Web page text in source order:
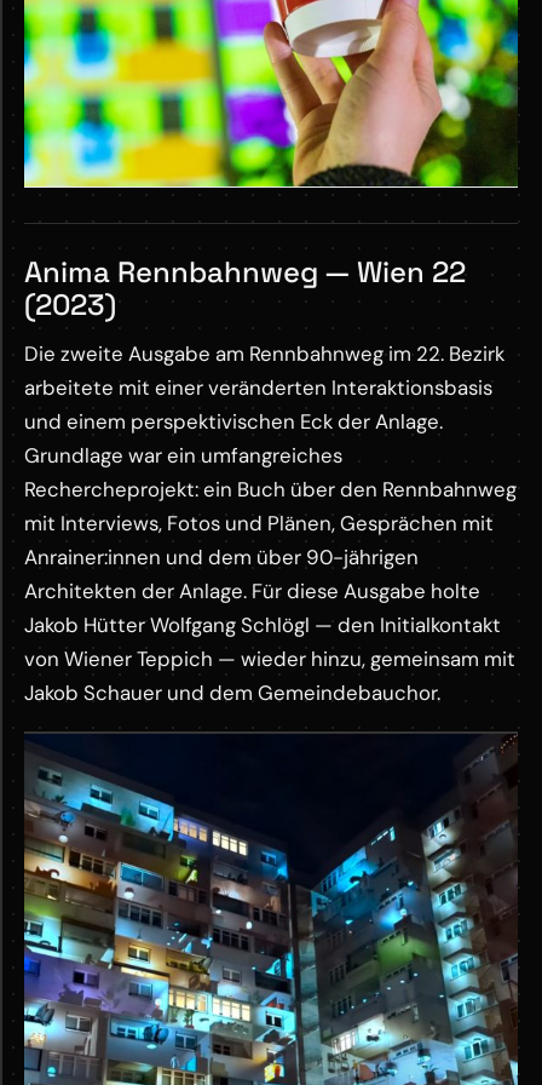
Anima Rennbahnweg — Wien 22
(2023)
Die zweite Ausgabe am Rennbahnweg im 22. Bezirk
arbeitete mit einer veränderten Interaktionsbasis
und einem perspektivischen Eck der Anlage.
Grundlage war ein umfangreiches
Rechercheprojekt: ein Buch über den Rennbahnweg
mit Interviews, Fotos und Plänen, Gesprächen mit
Anrainer:innen und dem über 90-jährigen
Architekten der Anlage. Für diese Ausgabe holte
Jakob Hütter Wolfgang Schlögl — den Initialkontakt
von Wiener Teppich — wieder hinzu, gemeinsam mit
Jakob Schauer und dem Gemeindebauchor.
M
r
e